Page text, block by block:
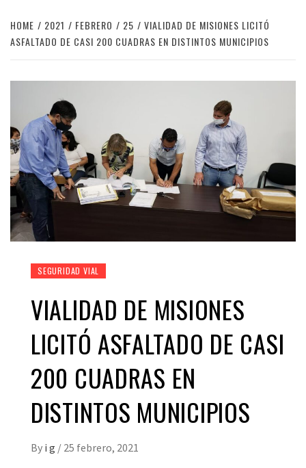
HOME 2021 FEBRERO 25
VIALIDAD DE MISIONES LICITÓ
ASFALTADO DE CASI 200 CUADRAS EN DISTINTOS MUNICIPIOS
SEGURIDAD VIAL
VIALIDAD DE MISIONES
LICITÓ ASFALTADO DE CASI
200 CUADRAS EN
DISTINTOS MUNICIPIOS
By i g / 25 febrero, 2021